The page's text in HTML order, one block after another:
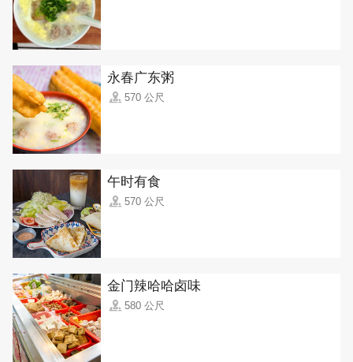
永春广东粥
570 公尺
午时有食
570 公尺
金门辣哈哈卤味
580 公尺